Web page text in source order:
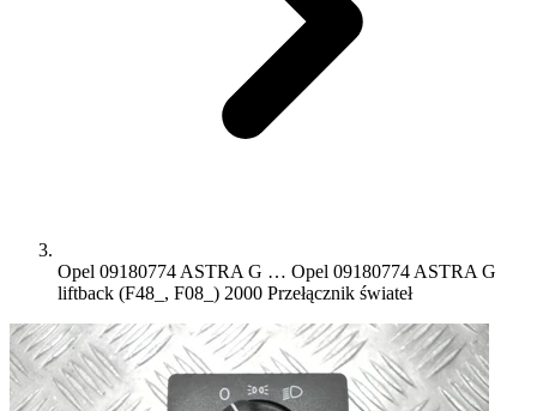
Opel 09180774 ASTRA G … Opel 09180774 ASTRA G
liftback (F48_, F08_) 2000 Przełącznik świateł